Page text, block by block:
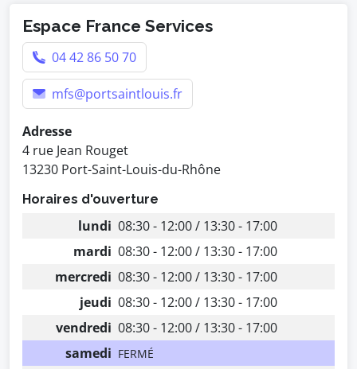
Espace France Services
04 42 86 50 70
mfs@portsaintlouis.fr
Adresse
4 rue Jean Rouget
13230 Port-Saint-Louis-du-Rhône
Horaires d'ouverture
lundi 08:30 - 12:00 / 13:30 - 17:00
mardi 08:30 - 12:00 / 13:30 - 17:00
mercredi 08:30 - 12:00 / 13:30 - 17:00
jeudi 08:30 - 12:00 / 13:30 - 17:00
vendredi 08:30 - 12:00 / 13:30 - 17:00
samedi FERMÉ